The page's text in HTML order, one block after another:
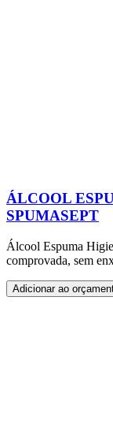
ÁLCOOL
SPUMASEPT
Álcool Espuma
comprovada, sem
Adicionar ao